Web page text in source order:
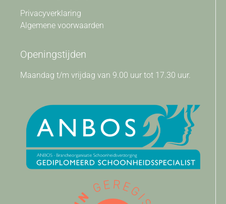
Privacyverklaring
Algemene voorwaarden
Openingstijden
Maandag t/m vrijdag van 9.00 uur tot 17.30 uur.